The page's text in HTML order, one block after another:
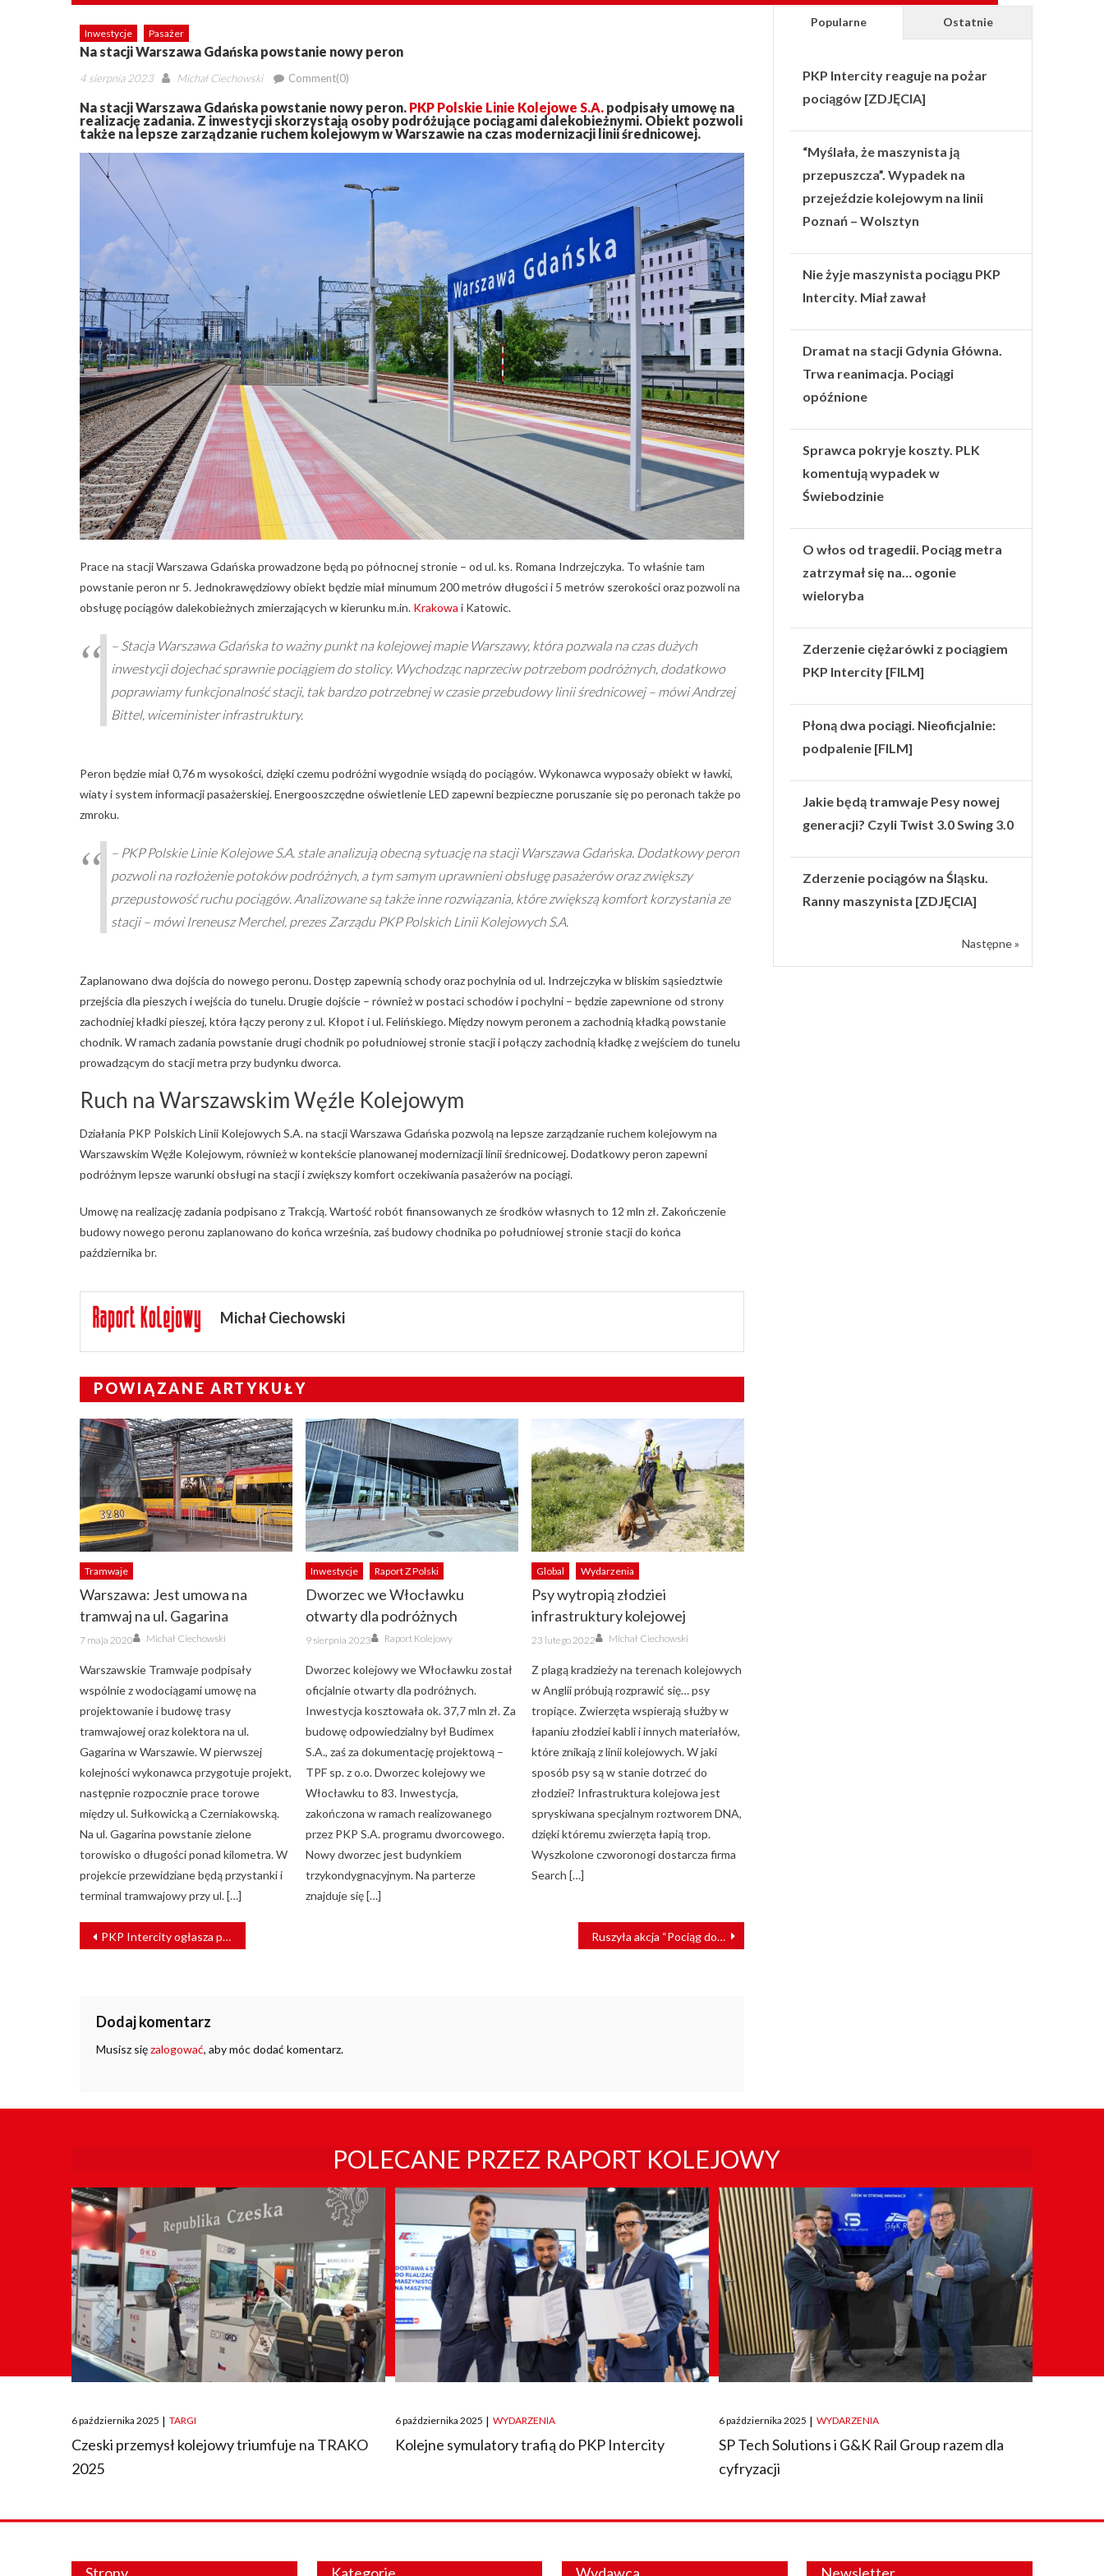
Inwestycje Pasażer
Na stacji Warszawa Gdańska powstanie nowy peron
Posted
4 sierpnia 2023 Author
Michał Ciechowski Comment(0)
Na stacji Warszawa Gdańska powstanie nowy peron. PKP Polskie Linie Kolejowe S.A. podpisały umowę na
realizację zadania. Z inwestycji skorzystają osoby podróżujące pociągami dalekobieżnymi. Obiekt pozwoli
także na lepsze zarządzanie ruchem kolejowym w Warszawie na czas modernizacji linii średnicowej.
Prace na stacji Warszawa Gdańska prowadzone będą po północnej stronie – od ul. ks. Romana Indrzejczyka. To właśnie tam
powstanie peron nr 5. Jednokrawędziowy obiekt będzie miał minumum 200 metrów długości i 5 metrów szerokości oraz pozwoli na
obsługę pociągów dalekobieżnych zmierzających w kierunku m.in. Krakowa i Katowic.
– Stacja Warszawa Gdańska to ważny punkt na kolejowej mapie Warszawy, która pozwala na czas dużych
inwestycji dojechać sprawnie pociągiem do stolicy. Wychodząc naprzeciw potrzebom podróżnych, dodatkowo
poprawiamy funkcjonalność stacji, tak bardzo potrzebnej w czasie przebudowy linii średnicowej – mówi Andrzej
Bittel, wiceminister infrastruktury.
Peron będzie miał 0,76 m wysokości, dzięki czemu podróżni wygodnie wsiądą do pociągów. Wykonawca wyposaży obiekt w ławki,
wiaty i system informacji pasażerskiej. Energooszczędne oświetlenie LED zapewni bezpieczne poruszanie się po peronach także po
zmroku.
– PKP Polskie Linie Kolejowe S.A. stale analizują obecną sytuację na stacji Warszawa Gdańska. Dodatkowy peron
pozwoli na rozłożenie potoków podróżnych, a tym samym uprawnieni obsługę pasażerów oraz zwiększy
przepustowość ruchu pociągów. Analizowane są także inne rozwiązania, które zwiększą komfort korzystania ze
stacji – mówi Ireneusz Merchel, prezes Zarządu PKP Polskich Linii Kolejowych S.A.
Zaplanowano dwa dojścia do nowego peronu. Dostęp zapewnią schody oraz pochylnia od ul. Indrzejczyka w bliskim sąsiedztwie
przejścia dla pieszych i wejścia do tunelu. Drugie dojście – również w postaci schodów i pochylni – będzie zapewnione od strony
zachodniej kładki pieszej, która łączy perony z ul. Kłopot i ul. Felińskiego. Między nowym peronem a zachodnią kładką powstanie
chodnik. W ramach zadania powstanie drugi chodnik po południowej stronie stacji i połączy zachodnią kładkę z wejściem do tunelu
prowadzącym do stacji metra przy budynku dworca.
Ruch na Warszawskim Węźle Kolejowym
Działania PKP Polskich Linii Kolejowych S.A. na stacji Warszawa Gdańska pozwolą na lepsze zarządzanie ruchem kolejowym na
Warszawskim Węźle Kolejowym, również w kontekście planowanej modernizacji linii średnicowej. Dodatkowy peron zapewni
podróżnym lepsze warunki obsługi na stacji i zwiększy komfort oczekiwania pasażerów na pociągi.
Umowę na realizację zadania podpisano z Trakcją. Wartość robót finansowanych ze środków własnych to 12 mln zł. Zakończenie
budowy nowego peronu zaplanowano do końca września, zaś budowy chodnika po południowej stronie stacji do końca
października br.
Michał Ciechowski
POWIĄZANE ARTYKUŁY
Tramwaje
Warszawa: Jest umowa na
tramwaj na ul. Gagarina
Posted
on
7 maja 2020 Author
Michał Ciechowski
Warszawskie Tramwaje podpisały
wspólnie z wodociągami umowę na
projektowanie i budowę trasy
tramwajowej oraz kolektora na ul.
Gagarina w Warszawie. W pierwszej
kolejności wykonawca przygotuje projekt,
następnie rozpocznie prace torowe
między ul. Sułkowicką a Czerniakowską.
Na ul. Gagarina powstanie zielone
torowisko o długości ponad kilometra. W
projekcie przewidziane będą przystanki i
terminal tramwajowy przy ul. […]
Inwestycje Raport Z Polski
Dworzec we Włocławku
otwarty dla podróżnych
Posted
on
9 sierpnia 2023 Author
Raport Kolejowy
Dworzec kolejowy we Włocławku został
oficjalnie otwarty dla podróżnych.
Inwestycja kosztowała ok. 37,7 mln zł. Za
budowę odpowiedzialny był Budimex
S.A., zaś za dokumentację projektową –
TPF sp. z o.o. Dworzec kolejowy we
Włocławku to 83. Inwestycja,
zakończona w ramach realizowanego
przez PKP S.A. programu dworcowego.
Nowy dworzec jest budynkiem
trzykondygnacyjnym. Na parterze
znajduje się […]
Global Wydarzenia
Psy wytropią złodziei
infrastruktury kolejowej
Posted
on
23 lutego 2022 Author
Michał Ciechowski
Z plagą kradzieży na terenach kolejowych
w Anglii próbują rozprawić się… psy
tropiące. Zwierzęta wspierają służby w
łapaniu złodziei kabli i innych materiałów,
które znikają z linii kolejowych. W jaki
sposób psy są w stanie dotrzeć do
złodziei? Infrastruktura kolejowa jest
spryskiwana specjalnym roztworem DNA,
dzięki któremu zwierzęta łapią trop.
Wyszkolone czworonogi dostarcza firma
Search […]
NAWIGACJA
WPISU
PKP Intercity ogłasza przetarg na push-pulle Ruszyła akcja “Pociąg do czytania”
Dodaj komentarz
Musisz sięzalogować, aby móc dodać komentarz.
Popularne Ostatnie
PKP Intercity reaguje na pożar
pociągów [ZDJĘCIA]
“Myślała, że maszynista ją
przepuszcza”. Wypadek na
przejeździe kolejowym na linii
Poznań – Wolsztyn
Nie żyje maszynista pociągu PKP
Intercity. Miał zawał
Dramat na stacji Gdynia Główna.
Trwa reanimacja. Pociągi
opóźnione
Sprawca pokryje koszty. PLK
komentują wypadek w
Świebodzinie
O włos od tragedii. Pociąg metra
zatrzymał się na… ogonie
wieloryba
Zderzenie ciężarówki z pociągiem
PKP Intercity [FILM]
Płoną dwa pociągi. Nieoficjalnie:
podpalenie [FILM]
Jakie będą tramwaje Pesy nowej
generacji? Czyli Twist 3.0 Swing 3.0
Zderzenie pociągów na Śląsku.
Ranny maszynista [ZDJĘCIA]
Następne »
POLECANE PRZEZ RAPORT KOLEJOWY
Posted
on
6 października 2025 | TARGI
Czeski przemysł kolejowy triumfuje na TRAKO
2025
Posted
on
6 października 2025 | WYDARZENIA
Kolejne symulatory trafią do PKP Intercity
Posted
on
6 października 2025 | WYDARZENIA
SP Tech Solutions i G&K Rail Group razem dla
cyfryzacji